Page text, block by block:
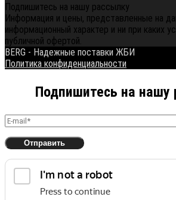
Подпишитесь на нашу рассылку
Информация и цены, представленные на
информационный характер и ни при каких
публичной офертой.
BERG - Надежные поставки ЖБИ
Политика конфиденциальности
Подпишитесь на нашу